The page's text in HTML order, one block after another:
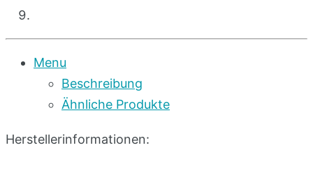
Menu
Beschreibung
Ähnliche Produkte
Herstellerinformationen: